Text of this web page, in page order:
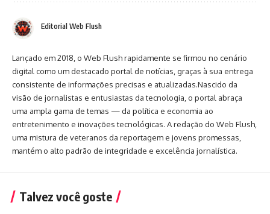
Editorial Web Flush
Lançado em 2018, o Web Flush rapidamente se firmou no cenário
digital como um destacado portal de notícias, graças à sua entrega
consistente de informações precisas e atualizadas.Nascido da
visão de jornalistas e entusiastas da tecnologia, o portal abraça
uma ampla gama de temas — da política e economia ao
entretenimento e inovações tecnológicas. A redação do Web Flush,
uma mistura de veteranos da reportagem e jovens promessas,
mantém o alto padrão de integridade e excelência jornalística.
Talvez você goste